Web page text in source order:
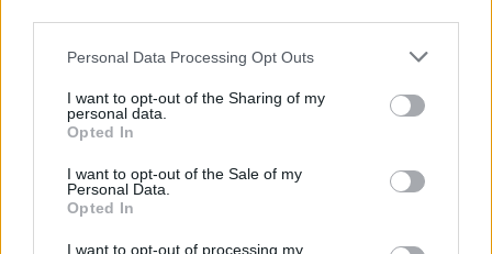
Personal Data Processing Opt Outs
I want to opt-out of the Sharing of my
personal data.
Opted In
I want to opt-out of the Sale of my
Personal Data.
Opted In
I want to opt-out of processing my
Esim for Global|Esim for Europe|
Esim for Caribbean